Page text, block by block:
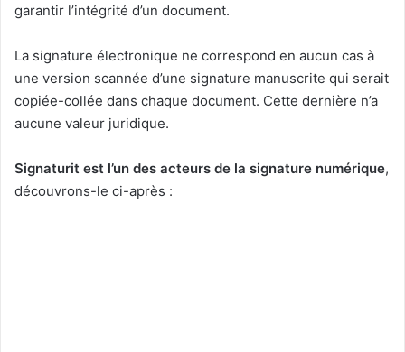
garantir l’intégrité d’un document.
La signature électronique ne correspond en aucun cas à
une version scannée d’une signature manuscrite qui serait
copiée-collée dans chaque document. Cette dernière n’a
aucune valeur juridique.
Signaturit est l’un des acteurs de la signature numérique,
découvrons-le ci-après :